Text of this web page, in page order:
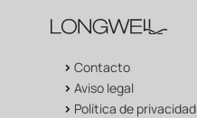
> Contacto
> Aviso legal
> Política de privacidad